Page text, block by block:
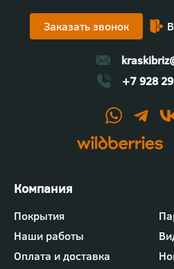
Заказать звонок
+7 928
Футер
-
меню
"Компания"
Покрытия
Наши работы
Оплата и доставка